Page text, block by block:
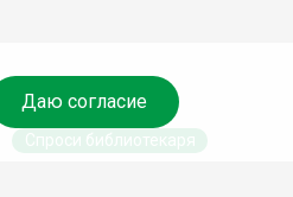
Даю согласие
Спроси библиотекаря